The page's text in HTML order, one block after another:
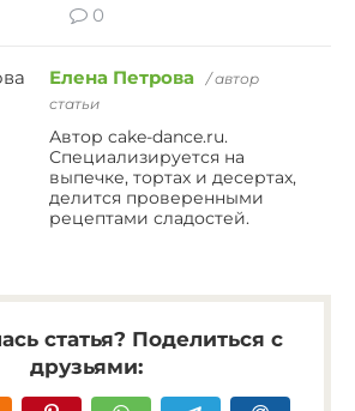
0
Елена Петрова
/ автор
статьи
Автор cake-dance.ru.
Специализируется на
выпечке, тортах и десертах,
делится проверенными
рецептами сладостей.
статья? Поделиться с
друзьями: